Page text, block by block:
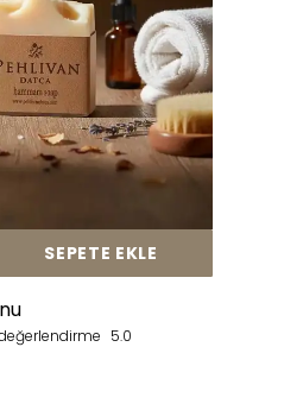
SEPETE EKLE
5.0